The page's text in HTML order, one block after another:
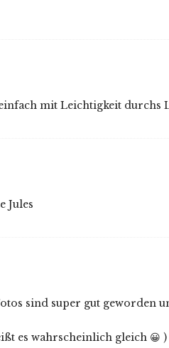
mit Leichtigkeit durchs
Jules
sind super gut geworden
es wahrscheinlich gleich 😀 )